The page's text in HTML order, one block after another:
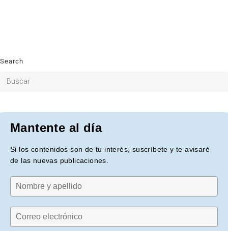
Search
Mantente al día
Si los contenidos son de tu interés, suscríbete y te avisaré
de las nuevas publicaciones.